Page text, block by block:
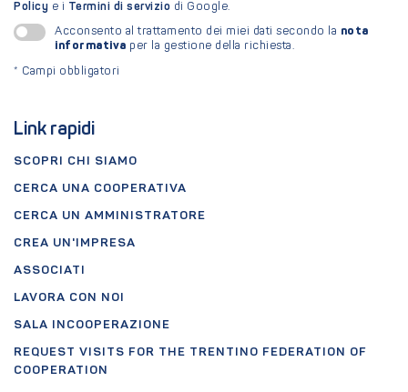
Link rapidi
SCOPRI CHI SIAMO
CERCA UNA COOPERATIVA
CERCA UN AMMINISTRATORE
CREA UN'IMPRESA
ASSOCIATI
LAVORA CON NOI
SALA INCOOPERAZIONE
REQUEST VISITS FOR THE TRENTINO FEDERATION OF
COOPERATION
Policy e i Termini di servizio di Google.
Acconsento al trattamento dei miei dati secondo la nota
informativa per la gestione della richiesta.
* Campi obbligatori